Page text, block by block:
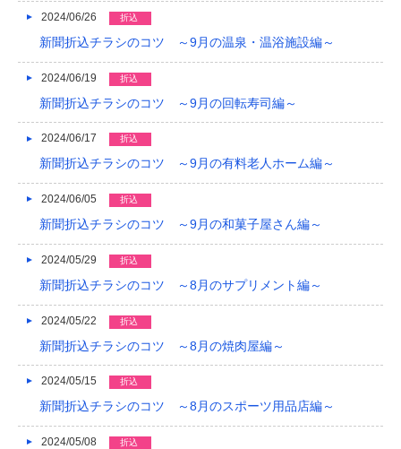
2024/06/26 折込
新聞折込チラシのコツ ～9月の温泉・温浴施設編～
2024/06/19 折込
新聞折込チラシのコツ ～9月の回転寿司編～
2024/06/17 折込
新聞折込チラシのコツ ～9月の有料老人ホーム編～
2024/06/05 折込
新聞折込チラシのコツ ～9月の和菓子屋さん編～
2024/05/29 折込
新聞折込チラシのコツ ～8月のサプリメント編～
2024/05/22 折込
新聞折込チラシのコツ ～8月の焼肉屋編～
2024/05/15 折込
新聞折込チラシのコツ ～8月のスポーツ用品店編～
2024/05/08 折込